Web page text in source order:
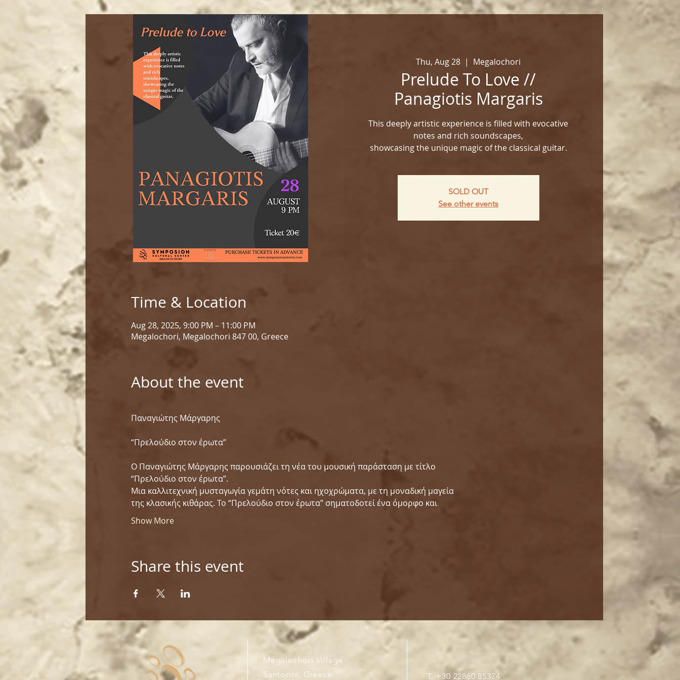
Thu, Aug 28
  |
Megalochori
Prelude To Love //
Panagiotis Margaris
This deeply artistic experience is filled with evocative
notes and rich soundscapes,
showcasing the unique magic of the classical guitar.
SOLD OUT
See other events
Time & Location
Aug 28, 2025, 9:00 PM – 11:00 PM
Megalochori, Megalochori 847 00, Greece
About the event
Παναγιώτης Μάργαρης
“Πρελούδιο στον έρωτα”
Ο Παναγιώτης Μάργαρης παρουσιάζει τη νέα του μουσική παράσταση με τίτλο
“Πρελούδιο στον έρωτα”.
Μια καλλιτεχνική μυσταγωγία γεμάτη νότες και ηχοχρώματα, με τη μοναδική μαγεία
της κλασικής κιθάρας. Το “Πρελούδιο στον έρωτα” σηματοδοτεί ένα όμορφο και
Show More
Share this event
Megalochori Village
Santorini, Greece
T. +30 22860 85374